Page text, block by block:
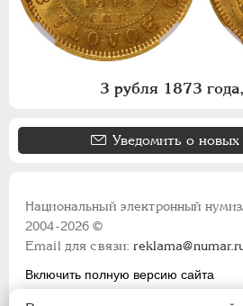
3 рубля 1873
Уведомить о новых
Национальный электронный
2004-2026 ©
Email для связи:
Включить полную версию сайта